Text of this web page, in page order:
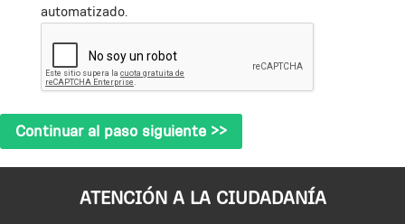
automatizado.
ATENCIÓN A LA CIUDADANÍA